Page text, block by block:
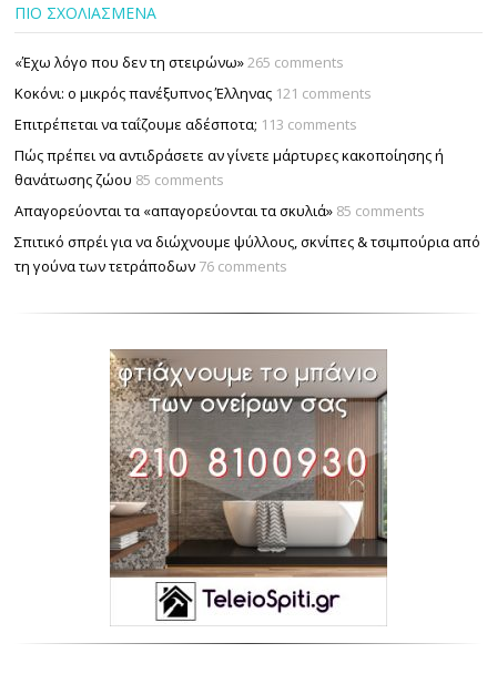
ΠΙΟ ΣΧΟΛΙΑΣΜΕΝΑ
«Έχω λόγο που δεν τη στειρώνω»265 comments
Κοκόνι: ο μικρός πανέξυπνος Έλληνας 121 comments
Επιτρέπεται να ταΐζουµε αδέσποτα; 113 comments
Πώς πρέπει να αντιδράσετε αν γίνετε μάρτυρες κακοποίησης ή
θανάτωσης ζώου 85 comments
Απαγορεύονται τα «απαγορεύονται τα σκυλιά» 85 comments
Σπιτικό σπρέι για να διώχνουμε ψύλλους, σκνίπες & τσιμπούρια από
τη γούνα των τετράποδων 76 comments